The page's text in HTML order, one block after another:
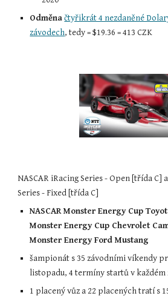
Odměna čtyřikrát 4 nezdaněné
závodech, tedy = $19.36 = 413 CZK
NASCAR iRacing Series - Open [třída C]
Series - Fixed [třída C]
NASCAR Monster Energy Cup
Monster Energy Cup Chevrolet
Monster Energy Ford Mustang
šampionát s 35 závodními víkendy
listopadu, 4 termíny startů v